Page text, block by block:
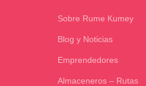
Sobre Rume Kumey
Blog y Noticias
Emprendedores
Almaceneros – Rutas